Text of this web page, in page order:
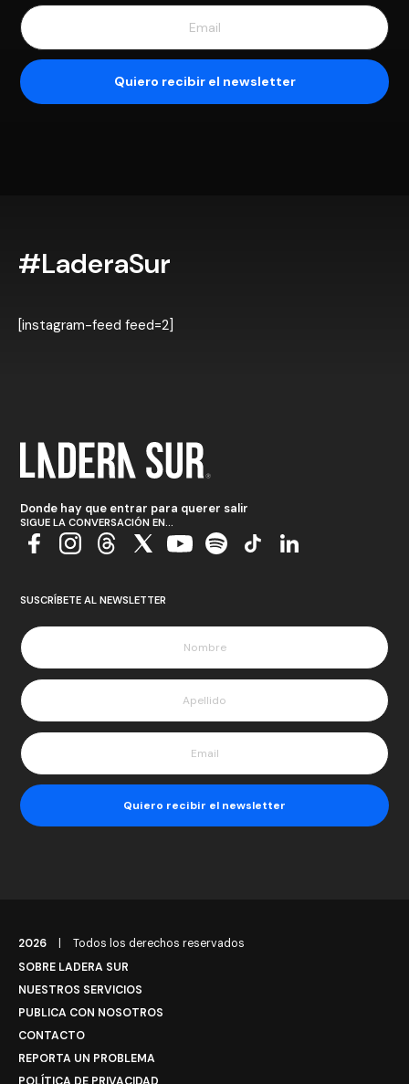
#LaderaSur
[instagram-feed feed=2]
Donde hay que entrar para querer salir
SIGUE LA CONVERSACIÓN EN...
SUSCRÍBETE AL NEWSLETTER
2026
Todos los derechos reservados
SOBRE LADERA SUR
NUESTROS SERVICIOS
PUBLICA CON NOSOTROS
CONTACTO
REPORTA UN PROBLEMA